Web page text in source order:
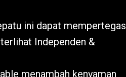
ini dapat mempertegas
Independen &
menambah kenyaman